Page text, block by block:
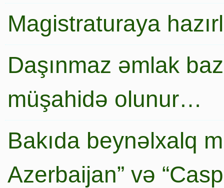
Magistraturaya
Daşınmaz əmlak
müşahidə olunur…
Bakıda beynəlxalq
Azerbaijan” və